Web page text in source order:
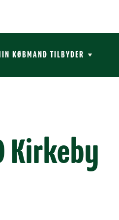
KØBMAND TILBYDER
Kirkeby